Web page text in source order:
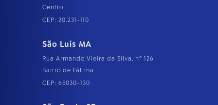
Centro
CEP: 20.231-110
São Luís MA
Rua Armando Vieira da Silva, nº 126
Bairro de Fátima
CEP: 65030-130